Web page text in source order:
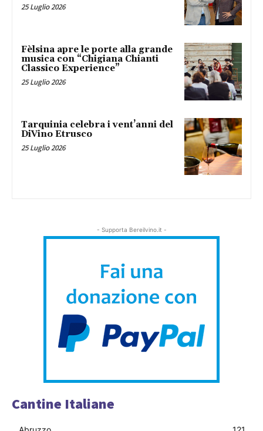
25 Luglio 2026
Fèlsina apre le porte alla grande
musica con “Chigiana Chianti
Classico Experience”
25 Luglio 2026
Tarquinia celebra i vent’anni del
DiVino Etrusco
25 Luglio 2026
- Supporta Bereilvino.it -
Cantine Italiane